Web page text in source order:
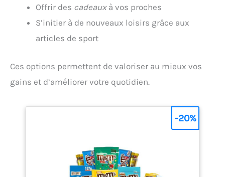
Offrir des cadeauxà vos proches
S’initier à de nouveaux loisirs grâce aux
articles de sport
Ces options permettent de valoriser au mieux vos
gains et d’améliorer votre quotidien.
-20%